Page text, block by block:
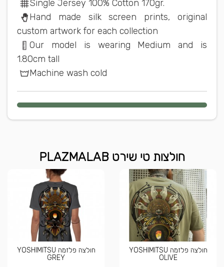
Single Jersey 100% Cotton 170gr.
Hand made silk screen prints, original
custom artwork for each collection
Our model is wearing Medium and is
1.80cm tall
Machine wash cold
חולצות טי שירט PLAZMALAB
חולצה פלזמה YOSHIMITSU
OLIVE
חולצה פלזמה YOSHIMITSU
GREY